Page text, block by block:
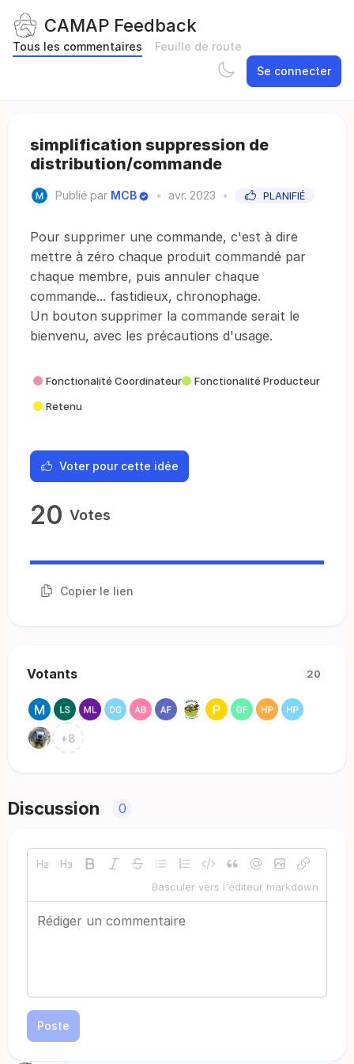
CAMAP Feedback
Tous les commentaires
Feuille de route
Se connecter
simplification suppression de
distribution/commande
Publié par MCB • avr. 2023 • PLANIFIÉ
Pour supprimer une commande, c'est à dire
mettre à zéro chaque produit commandé par
chaque membre, puis annuler chaque
commande... fastidieux, chronophage.
Un bouton supprimer la commande serait le
bienvenu, avec les précautions d'usage.
Fonctionalité Coordinateur
Fonctionalité Producteur
Retenu
Voter pour cette idée
20 Votes
Copier le lien
Votants 20
+8
Discussion 0
Basculer vers l'éditeur markdown
Poste